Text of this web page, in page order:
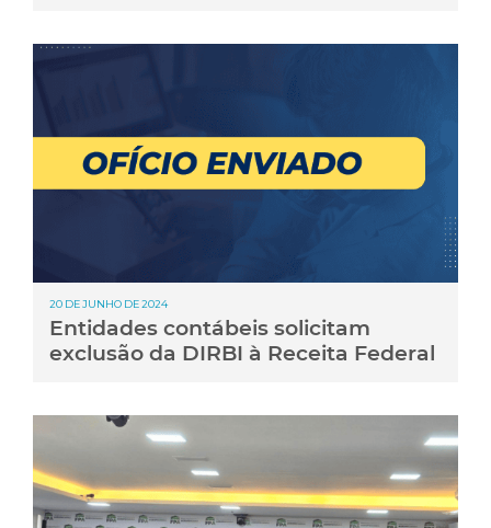
20 DE JUNHO DE 2024
Entidades contábeis solicitam
exclusão da DIRBI à Receita Federal